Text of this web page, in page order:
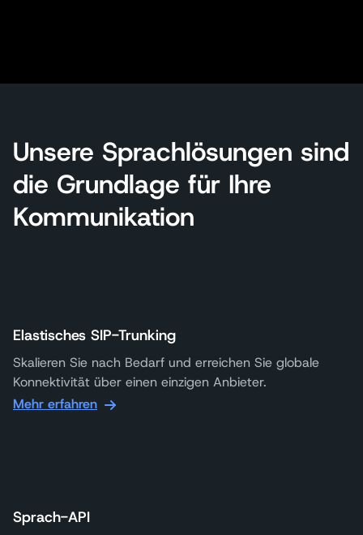
Unsere Sprachlösungen sind
die Grundlage für Ihre
Kommunikation
Elastisches SIP-Trunking
Skalieren Sie nach Bedarf und erreichen Sie globale
Konnektivität über einen einzigen Anbieter.
Mehr erfahren
Sprach-API